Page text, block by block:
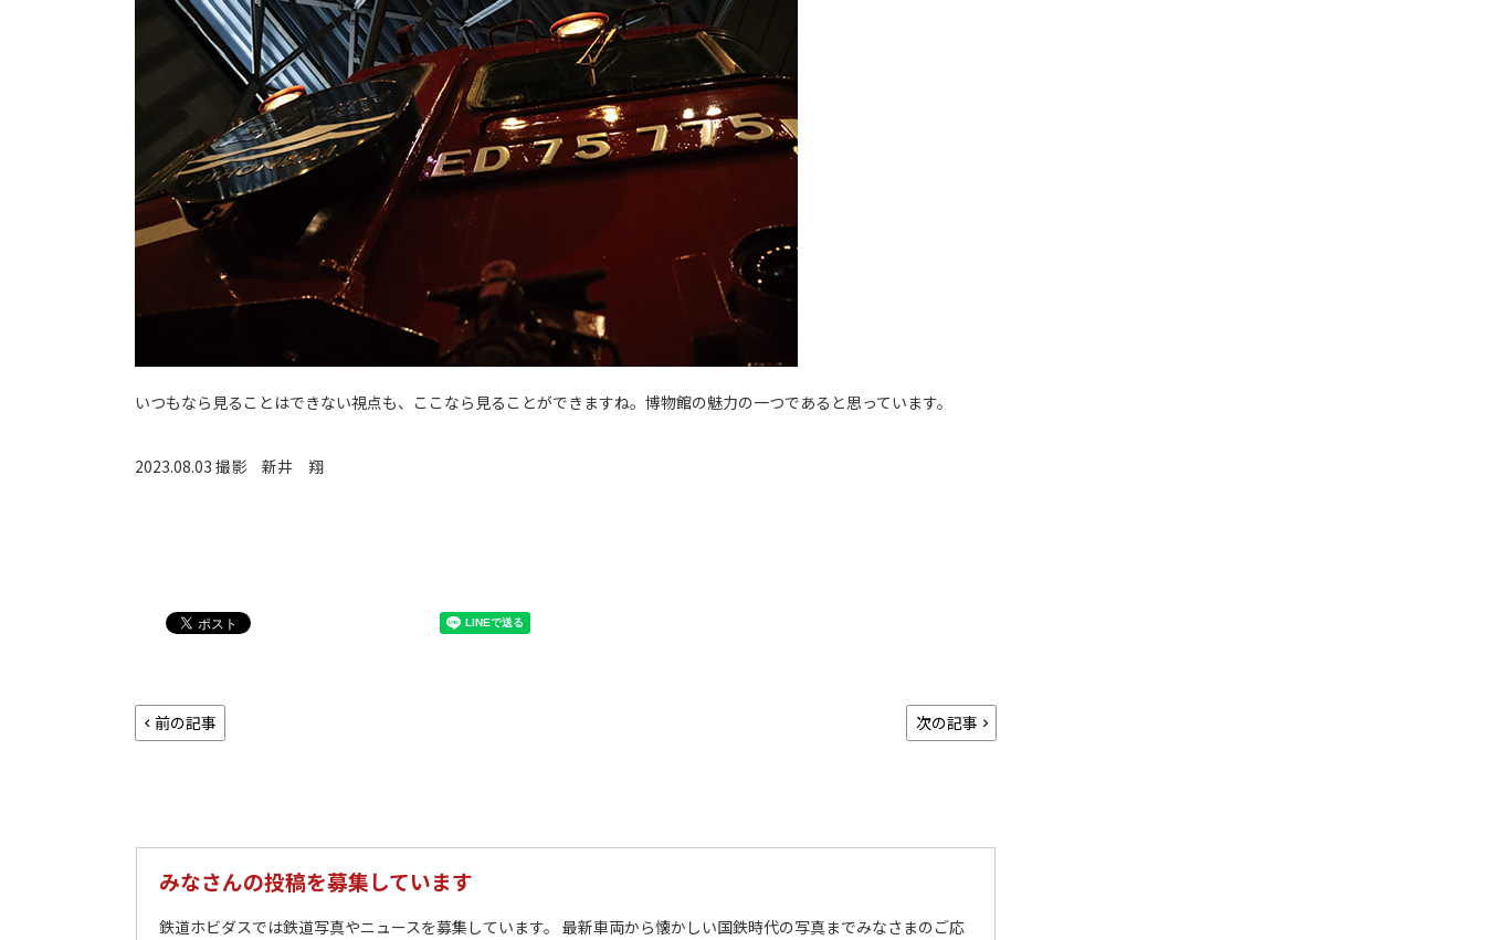
いつもなら見ることはできない視点も、ここなら見ることができますね。博物館の魅力の一つであると思っています。
2023.08.03 撮影 新井 翔
前の記事 次の記事
みなさんの投稿を募集しています
鉄道ホビダスでは鉄道写真やニュースを募集しています。 最新車両から懐かしい国鉄時代の写真までみなさまのご応